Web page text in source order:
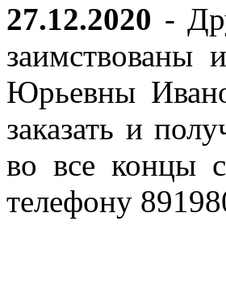
27.12.2020 -
заимствованы
Юрьевны
заказать и
во все концы
телефону